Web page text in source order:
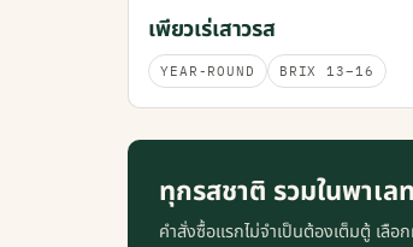
เพียวเร่เสาวรส
YEAR-ROUND BRIX 13–16
ทุกรสชาติ รวมในพาเล
คำสั่งซื้อแรกไม่จำเป็นต้องเต็มตู้ เลื